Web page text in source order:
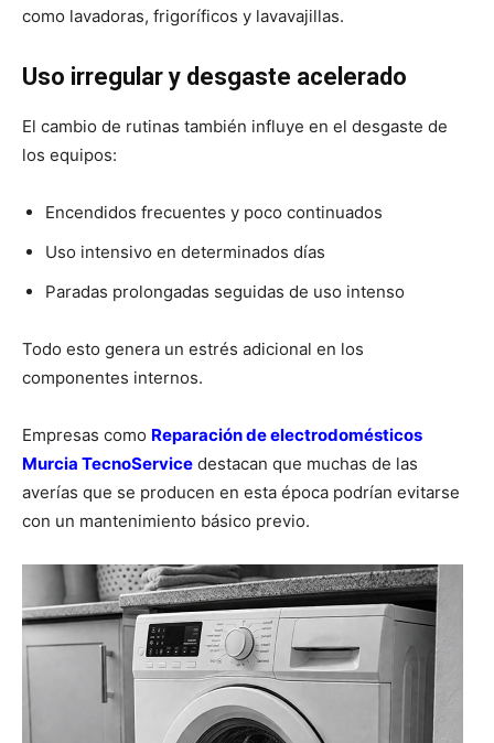
como lavadoras, frigoríficos y lavavajillas.
Uso irregular y desgaste acelerado
El cambio de rutinas también influye en el desgaste de
los equipos:
Encendidos frecuentes y poco continuados
Uso intensivo en determinados días
Paradas prolongadas seguidas de uso intenso
Todo esto genera un estrés adicional en los
componentes internos.
Empresas como Reparación de electrodomésticos
Murcia TecnoService destacan que muchas de las
averías que se producen en esta época podrían evitarse
con un mantenimiento básico previo.